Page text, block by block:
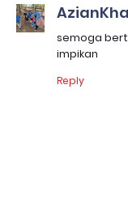
semoga
impikan
Reply